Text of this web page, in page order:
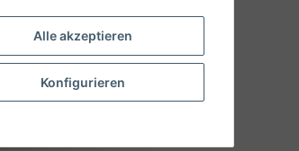
Alle akzeptieren
Konfigurieren